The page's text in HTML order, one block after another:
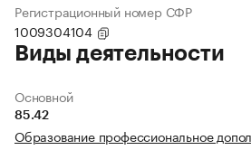
Регистрационный номер СФР
1009304104
Виды деятельности
Основной
85.42
Образование профессиональное